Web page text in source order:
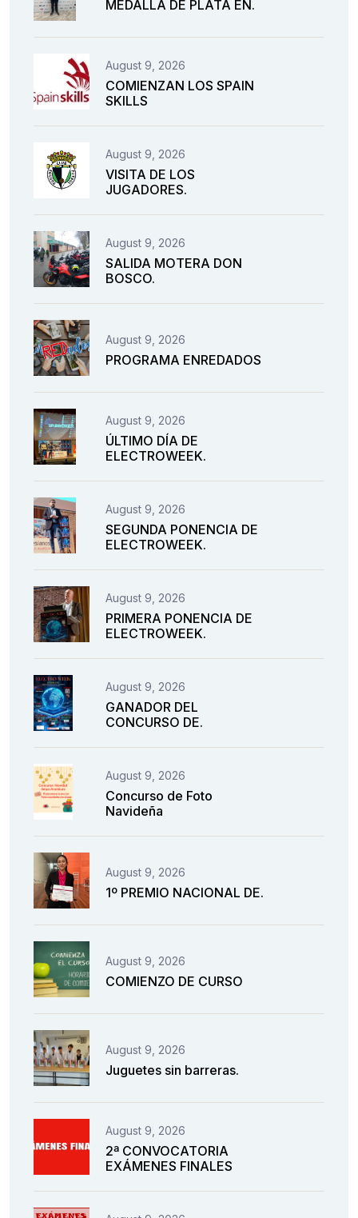
MEDALLA DE PLATA EN.
August 9, 2026
COMIENZAN LOS SPAIN
SKILLS
August 9, 2026
VISITA DE LOS
JUGADORES.
August 9, 2026
SALIDA MOTERA DON
BOSCO.
August 9, 2026
PROGRAMA ENREDADOS
August 9, 2026
ÚLTIMO DÍA DE
ELECTROWEEK.
August 9, 2026
SEGUNDA PONENCIA DE
ELECTROWEEK.
August 9, 2026
PRIMERA PONENCIA DE
ELECTROWEEK.
August 9, 2026
GANADOR DEL
CONCURSO DE.
August 9, 2026
Concurso de Foto
Navideña
August 9, 2026
1º PREMIO NACIONAL DE.
August 9, 2026
COMIENZO DE CURSO
August 9, 2026
Juguetes sin barreras.
August 9, 2026
2ª CONVOCATORIA
EXÁMENES FINALES